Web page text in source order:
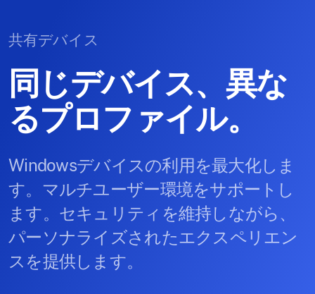
共有デバイス
同じデバイス、異な
るプロファイル。
Windowsデバイスの利用を最大化しま
す。マルチユーザー環境をサポートし
ます。セキュリティを維持しながら、
パーソナライズされたエクスペリエン
スを提供します。